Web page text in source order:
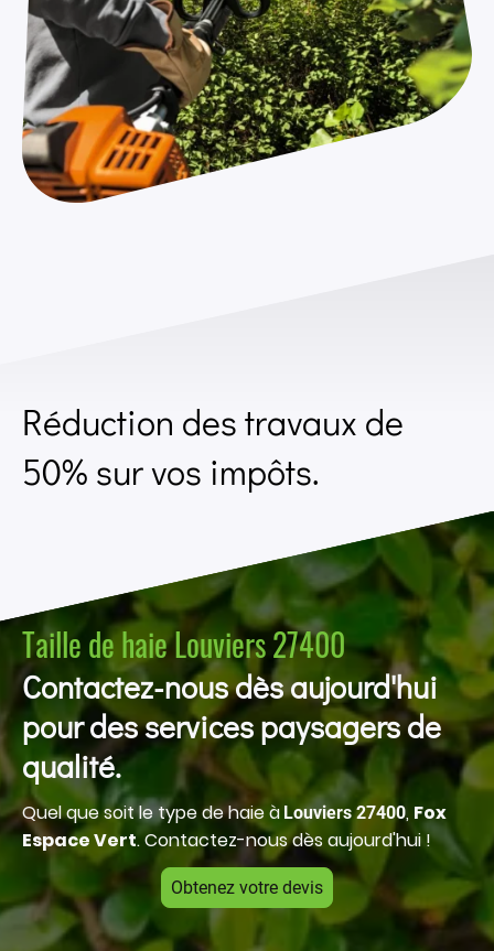
Réduction des travaux de
50% sur vos impôts.
Taille de haie Louviers 27400
Contactez-nous dès aujourd'hui
pour des services paysagers de
qualité.
Quel que soit le type de haie à Louviers 27400, Fox
Espace Vert. Contactez-nous dès aujourd'hui !
Obtenez votre devis